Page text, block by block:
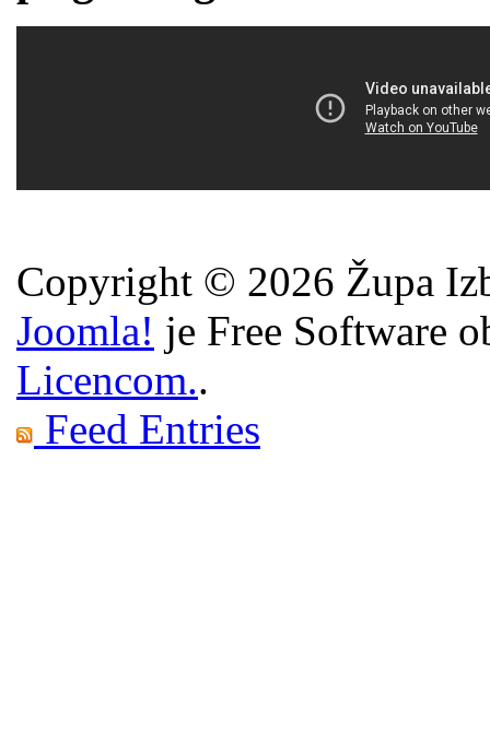
Copyright © 2026 Župa
Joomla! je Free Software
Licencom..
Feed Entries